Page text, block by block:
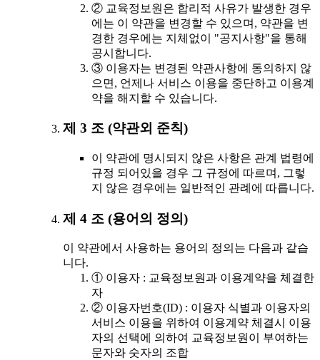
② 교육정보원은 합리적 사유가 발생한 경우
에는 이 약관을 변경할 수 있으며, 약관을 변
경한 경우에는 지체없이 "공지사항"을 통해
공시합니다.
③ 이용자는 변경된 약관사항에 동의하지 않
으면, 언제나 서비스 이용을 중단하고 이용계
약을 해지할 수 있습니다.
제 3 조 (약관외 준칙)
이 약관에 명시되지 않은 사항은 관계 법령에
규정 되어있을 경우 그 규정에 따르며, 그렇
지 않은 경우에는 일반적인 관례에 따릅니다.
제 4 조 (용어의 정의)
이 약관에서 사용하는 용어의 정의는 다음과 같습
니다.
① 이용자 : 교육정보원과 이용계약을 체결한
자
② 이용자번호(ID) : 이용자 식별과 이용자의
서비스 이용을 위하여 이용계약 체결시 이용
자의 선택에 의하여 교육정보원이 부여하는
문자와 숫자의 조합